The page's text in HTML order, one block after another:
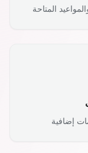
المتاحة
إضافية